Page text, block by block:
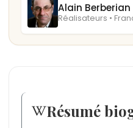
Alain Berberian
Réalisateurs •
Résumé